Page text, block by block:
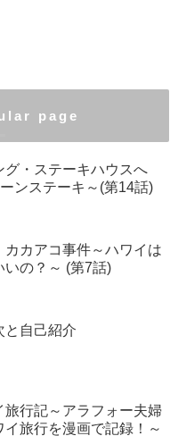
page
グ・ステーキハウスへ
ンステーキ～(第14話)
カカアコ事件～ハワイは
いの？～ (第7話)
と自己紹介
旅行記～アラフォー夫婦
旅行を漫画で記録！～